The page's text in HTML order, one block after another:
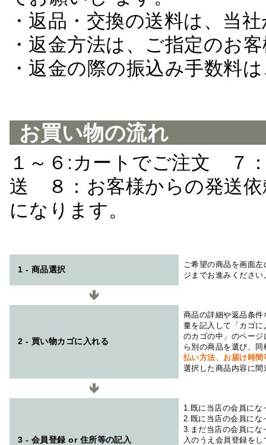
・返品・交換の送料は、当
・返金方法は、ご指定のお
・返金の際の振込み手数料
お買い物の流れ
１～６:カートでご注文 ７
送 ８：お客様からの発送
になります。
1 - 商品選択
ご希望の商品を画面
ジまでお進みください
2 - 買い物カゴに入れる
商品の詳細や返品条
量を記入して「カゴ
のカゴの中」のペー
ら別の商品を選び、
払い方法、お届け時
選択した商品内容に
3 - 会員登録 or 住所等の記入
1.既に当店の会員にな
2.既に当店の会員にな
3.まだ当店の会員にな
入のうえ会員登録を